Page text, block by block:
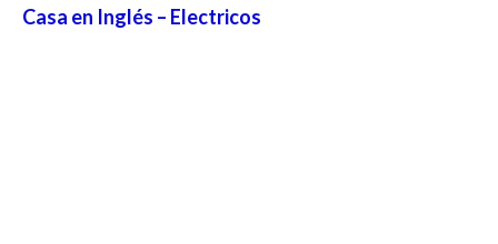
Casa en Inglés – Electricos